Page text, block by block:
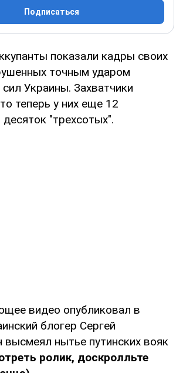
Подписаться
показали кадры своих
точным ударом
Украины. Захватчики
теперь у них еще 12
"трехсотых".
видео опубликовал в
блогер Сергей
высмеял нытье путинских вояк
ролик, доскролльте